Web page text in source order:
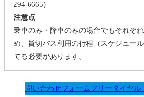
294-6665）
注意点
乗車のみ・降車のみの場合でもそれぞ
め、貸切バス利用の行程（スケジュー
てる必要があります。
問い合わせフォームフリーダイヤル